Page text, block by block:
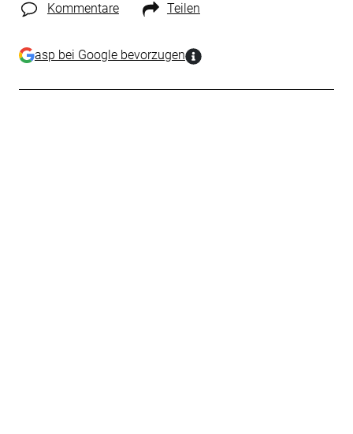
Kommentare Teilen
asp bei Google bevorzugen